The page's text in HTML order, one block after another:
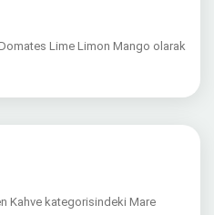
Lime Limon Mango olarak
Kahve kategorisindeki Mare